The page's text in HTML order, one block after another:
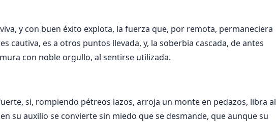
y con buen éxito explota, la fuerza que, por remota, permaneciera
cautiva, es a otros puntos llevada, y, la soberbia cascada, de antes
con noble orgullo, al sentirse utilizada.
si, rompiendo pétreos lazos, arroja un monte en pedazos, libra al
su auxilio se convierte sin miedo que se desmande, que aunque su